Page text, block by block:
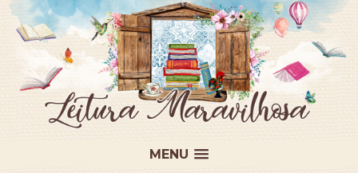
MENU